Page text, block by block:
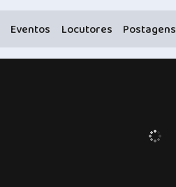
Eventos Locutores Postagens